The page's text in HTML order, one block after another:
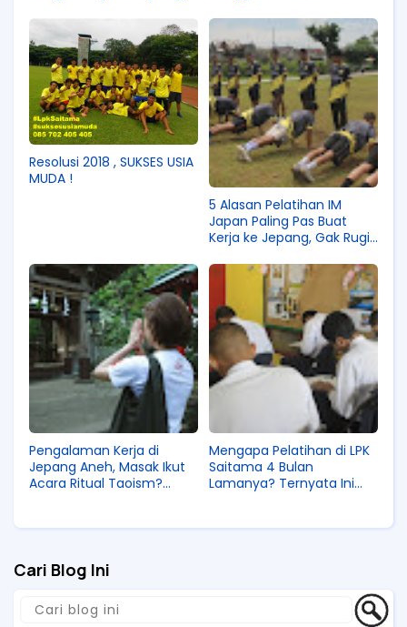
Berhasil Lanjut?
Resolusi 2018 , SUKSES USIA
MUDA !
5 Alasan Pelatihan IM
Japan Paling Pas Buat
Kerja ke Jepang, Gak Rugi
Ini!
Pengalaman Kerja di
Jepang Aneh, Masak Ikut
Acara Ritual Taoism?
Mengapa Pelatihan di LPK
Saitama 4 Bulan
Lamanya? Ternyata Ini
Cari Blog Ini